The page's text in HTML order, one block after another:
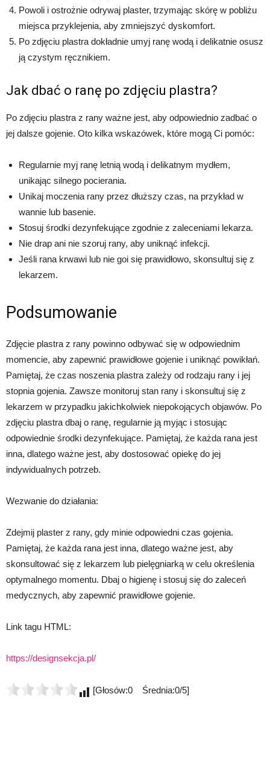
Powoli i ostrożnie odrywaj plaster, trzymając skórę w pobliżu
miejsca przyklejenia, aby zmniejszyć dyskomfort.
Po zdjęciu plastra dokładnie umyj ranę wodą i delikatnie osusz
ją czystym ręcznikiem.
Jak dbać o ranę po zdjęciu plastra?
Po zdjęciu plastra z rany ważne jest, aby odpowiednio zadbać o
jej dalsze gojenie. Oto kilka wskazówek, które mogą Ci pomóc:
Regularnie myj ranę letnią wodą i delikatnym mydłem,
unikając silnego pocierania.
Unikaj moczenia rany przez dłuższy czas, na przykład w
wannie lub basenie.
Stosuj środki dezynfekujące zgodnie z zaleceniami lekarza.
Nie drap ani nie szoruj rany, aby uniknąć infekcji.
Jeśli rana krwawi lub nie goi się prawidłowo, skonsultuj się z
lekarzem.
Podsumowanie
Zdjęcie plastra z rany powinno odbywać się w odpowiednim
momencie, aby zapewnić prawidłowe gojenie i uniknąć powikłań.
Pamiętaj, że czas noszenia plastra zależy od rodzaju rany i jej
stopnia gojenia. Zawsze monitoruj stan rany i skonsultuj się z
lekarzem w przypadku jakichkolwiek niepokojących objawów. Po
zdjęciu plastra dbaj o ranę, regularnie ją myjąc i stosując
odpowiednie środki dezynfekujące. Pamiętaj, że każda rana jest
inna, dlatego ważne jest, aby dostosować opiekę do jej
indywidualnych potrzeb.
Wezwanie do działania:
Zdejmij plaster z rany, gdy minie odpowiedni czas gojenia.
Pamiętaj, że każda rana jest inna, dlatego ważne jest, aby
skonsultować się z lekarzem lub pielęgniarką w celu określenia
optymalnego momentu. Dbaj o higienę i stosuj się do zaleceń
medycznych, aby zapewnić prawidłowe gojenie.
Link tagu HTML:
https://designsekcja.pl/
[Głosów:0 Średnia:0/5]